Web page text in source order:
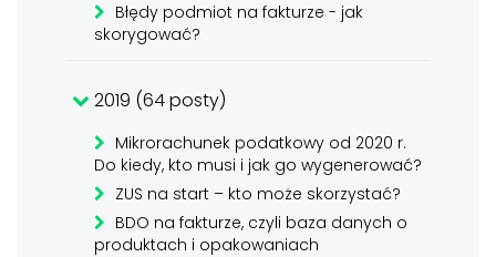
Błędy podmiot na fakturze - jak
skorygować?
2019 (64 posty)
Mikrorachunek podatkowy od 2020 r.
Do kiedy, kto musi i jak go wygenerować?
ZUS na start – kto może skorzystać?
BDO na fakturze, czyli baza danych o
produktach i opakowaniach